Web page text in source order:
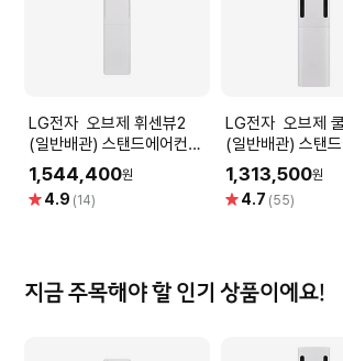
LG전자 오브제 휘센뷰2
(일반배관) 스탠드에어컨
FQ18EU1ES1 (58.5㎡) 실
외기포함 [전국기본설치 포
함]
1,544,400원
별 4.9 (14)
LG전자 오브제 쿨 에어컨
(일반배관) 스탠
FQ18FC1EB1 (냉
㎡) 실외기포함 [
치 포함]
1,313,500원
별 4.7 (55)
지금 주목해야 할 인기 상품이에요!